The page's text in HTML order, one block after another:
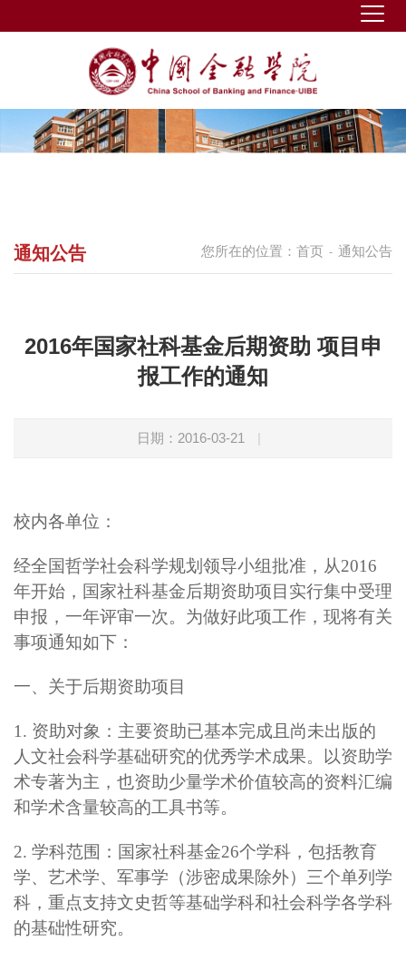
您所在的位置： 首页 - 通知公告
通知公告
2016年国家社科基金后期资助 项目申
报工作的通知
日期：2016-03-21 |
校内各单位：
经全国哲学社会科学规划领导小组批准，从2016
年开始，国家社科基金后期资助项目实行集中受理
申报，一年评审一次。为做好此项工作，现将有关
事项通知如下：
一、关于后期资助项目
1. 资助对象： 主要资助已基本完成且尚未出版的
人文社会科学基础研究的优秀学术成果。以资助学
术专著为主，也资助少量学术价值较高的资料汇编
和学术含量较高的工具书等。
2. 学科范围： 国家社科基金26个学科，包括教育
学、艺术学、军事学（涉密成果除外）三个单列学
科，重点支持文史哲等基础学科和社会科学各学科
的基础性研究。